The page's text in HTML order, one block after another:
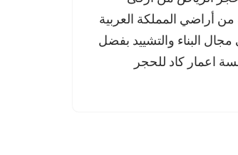
أراضي المملكة العربية
البناء والتشييد بفضل
اعمار كاد للحجر